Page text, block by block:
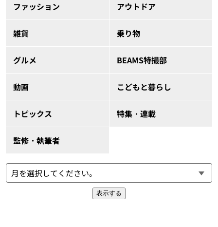
ファッション アウトドア
雑貨 乗り物
グルメ BEAMS特撮部
動画 こどもと暮らし
トピックス 特集・連載
監修・執筆者
表示する